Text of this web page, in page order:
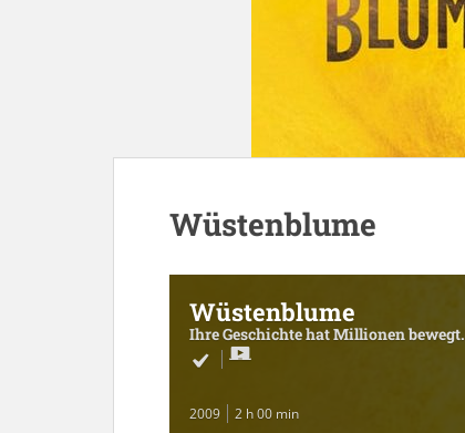
Wüstenblume
Wüstenblume
Ihre Geschichte hat Millionen bewegt.
2009 2 h 00 min